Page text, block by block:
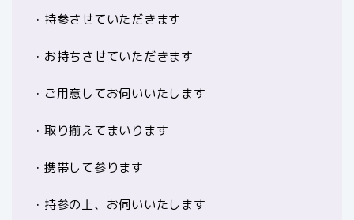
・持参させていただきます
・お持ちさせていただきます
・ご用意してお伺いいたします
・取り揃えてまいります
・携帯して参ります
・持参の上、お伺いいたします